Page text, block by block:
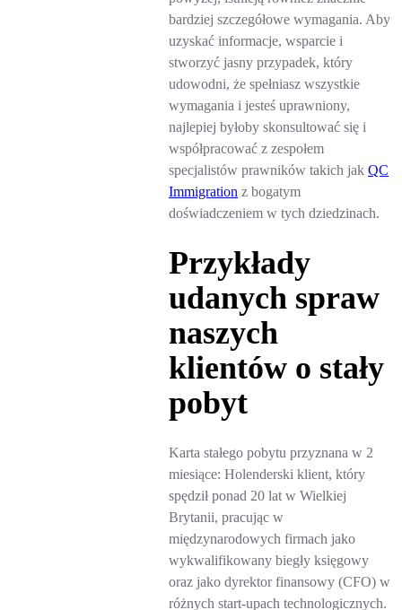
bardziej szczegółowe wymagania. Aby
uzyskać informacje, wsparcie i
stworzyć jasny przypadek, który
udowodni, że spełniasz wszystkie
wymagania i jesteś uprawniony,
najlepiej byłoby skonsultować się i
współpracować z zespołem
specjalistów prawników takich jak QC
Immigration z bogatym
doświadczeniem w tych dziedzinach.
Przykłady
udanych spraw
naszych
klientów o stały
pobyt
Karta stałego pobytu przyznana w 2
miesiące: Holenderski klient, który
spędził ponad 20 lat w Wielkiej
Brytanii, pracując w
międzynarodowych firmach jako
wykwalifikowany biegły księgowy
oraz jako dyrektor finansowy (CFO) w
różnych start-upach technologicznych.